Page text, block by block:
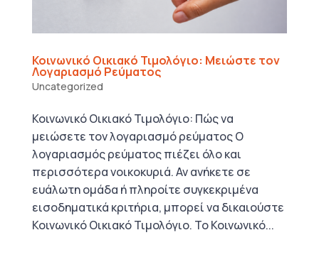
Κοινωνικό Οικιακό Τιμολόγιο: Μειώστε τον
Λογαριασμό Ρεύματος
Uncategorized
Κοινωνικό Οικιακό Τιμολόγιο: Πώς να
μειώσετε τον λογαριασμό ρεύματος Ο
λογαριασμός ρεύματος πιέζει όλο και
περισσότερα νοικοκυριά. Αν ανήκετε σε
ευάλωτη ομάδα ή πληροίτε συγκεκριμένα
εισοδηματικά κριτήρια, μπορεί να δικαιούστε
Κοινωνικό Οικιακό Τιμολόγιο. Το Κοινωνικό...